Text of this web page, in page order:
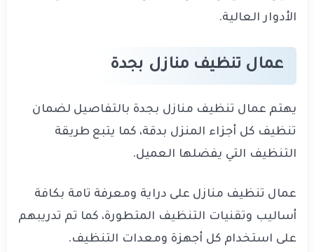
الأدوار العالية.
عمال تنظيف منازل بجدة
يهتم عمال تنظيف منازل بجدة بالتفاصيل لضمان
تنظيف كل أجزاء المنزل بدقة، كما يتبع طريقة
التنظيف التي يفضلها العميل.
عمال تنظيف منازل على دراية ومعرفة تامة بكافة
أساليب وتقنيات التنظيف المتطورة، كما تم تدريبهم
على استخدام كل أجهزة ومعدات التنظيف.